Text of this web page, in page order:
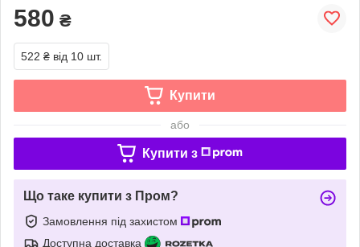
580 ₴
522 ₴ від 10 шт.
Купити
або
Купити з
Що таке купити з Пром?
Замовлення під захистом
Доступна доставка